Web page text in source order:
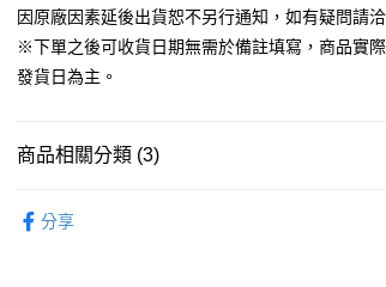
運送方式
預購-宅配(舊)
預購-宅配(離島)(舊)
東海門市自取，需自備購物袋取貨唷。
因原廠因素延後出貨恕不另行通知，如有疑問請洽
※下單之後可收貨日期無需於備註填寫，商品實
發貨日為主。
商品相關分類 (3)
分享